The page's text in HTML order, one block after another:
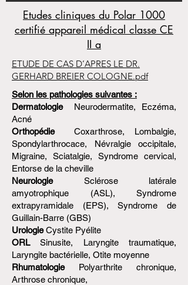
Etudes cliniques du Polar 1000
certifié appareil médical classe CE
II a
ETUDE DE CAS D’APRES LE DR.
GERHARD BREIER COLOGNE.pdf
Selon les pathologies suivantes :
DermatologieNeurodermatite, Eczéma,
Acné
OrthopédieCoxarthrose, Lombalgie,
Spondylarthrocace, Névralgie occipitale,
Migraine, Sciatalgie, Syndrome cervical,
Entorse de la cheville
NeurologieSclérose latérale
amyotrophique (ASL), Syndrome
extrapyramidale (EPS), Syndrome de
Guillain-Barre (GBS)
UrologieCystite Pyélite
ORLSinusite, Laryngite traumatique,
Laryngite bactérielle, Otite moyenne
RhumatologiePolyarthrite chronique,
Arthrose chronique,